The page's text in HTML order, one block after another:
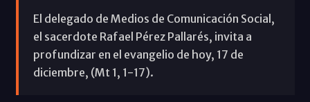
El delegado de Medios de Comunicación Social,
el sacerdote Rafael Pérez Pallarés, invita a
profundizar en el evangelio de hoy, 17 de
diciembre, (Mt 1, 1-17).